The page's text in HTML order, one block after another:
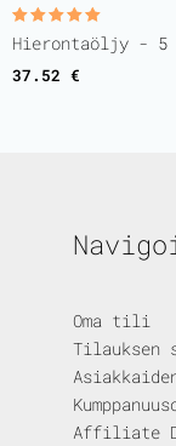
Rated
5.00
Hierontaöljy -
37.52 €
Oma tili
Tilauksen
Affiliate